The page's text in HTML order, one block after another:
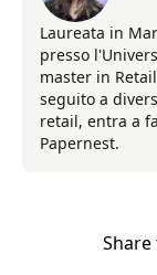
Laureata in
presso
master in
seguito a
retail, entra a
Papernest.